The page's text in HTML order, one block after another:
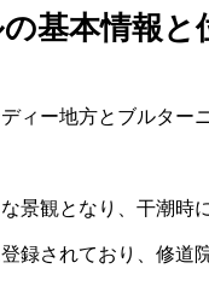
基本情報と
ィー地方とブルター
景観となり、干潮時
録されており、修道